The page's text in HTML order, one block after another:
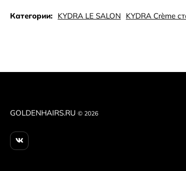
Категории: KYDRA LE SALON KYDRA Crème
GOLDENHAIRS.RU © 2026